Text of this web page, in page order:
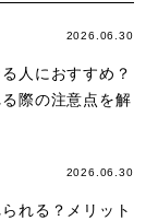
2026.06.30
人におすすめ？
際の注意点を解
2026.06.30
れる？メリット